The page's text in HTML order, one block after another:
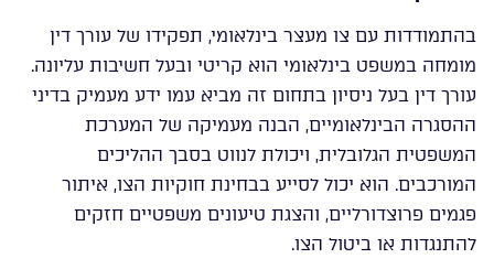
בהתמודדות עם צו מעצר בינלאומי, תפקידו של עורך דין
מומחה במשפט בינלאומי הוא קריטי ובעל חשיבות עליונה.
עורך דין בעל ניסיון בתחום זה מביא עמו ידע מעמיק בדיני
ההסגרה הבינלאומיים, הבנה מעמיקה של המערכת
המשפטית הגלובלית, ויכולת לנווט בסבך ההליכים
המורכבים. הוא יכול לסייע בבחינת חוקיות הצו, איתור
פגמים פרוצדורליים, והצגת טיעונים משפטיים חזקים
להתנגדות או ביטול הצו.